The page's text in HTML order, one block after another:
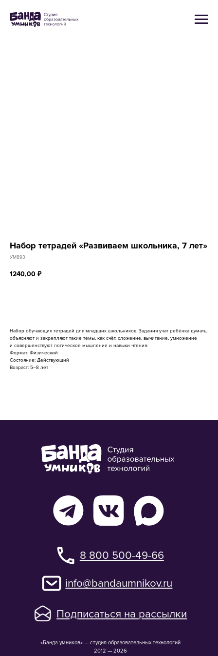
Набор тетрадей «Развиваем школьника, 7 лет»
УМ893
1240,00 ₽
Набор обучающих тетрадей для младших школьников. Задания учат ребёнка думать,
объясняют и закрепляют такие темы, как счёт, сложение, вычитание, умножение
и совершенствуют логическое мышление и навыки чтения.
Формат: Физический
Состояние: Действующий
Возраст: 5–8 лет
«Банда умников» — студия образовательных технологий
2012 — 2026